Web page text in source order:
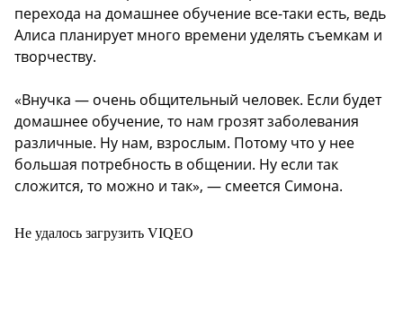
перехода на домашнее обучение все-таки есть, ведь
Алиса планирует много времени уделять съемкам и
творчеству.
«Внучка — очень общительный человек. Если будет
домашнее обучение, то нам грозят заболевания
различные. Ну нам, взрослым. Потому что у нее
большая потребность в общении. Ну если так
сложится, то можно и так», — смеется Симона.
Не удалось загрузить VIQEO